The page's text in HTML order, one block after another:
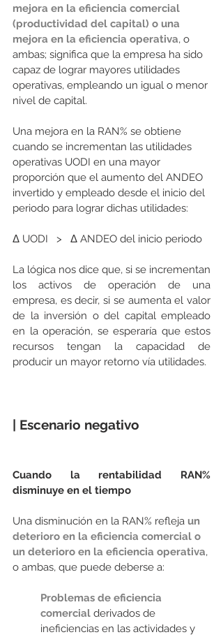
mejora en la eficiencia comercial
(productividad del capital) o una
mejora en la eficiencia operativa, o
ambas; significa que la empresa ha sido
capaz de lograr mayores utilidades
operativas, empleando un igual o menor
nivel de capital.
Una mejora en la RAN% se obtiene
cuando se incrementan las utilidades
operativas UODI en una mayor
proporción que el aumento del ANDEO
invertido y empleado desde el inicio del
periodo para lograr dichas utilidades:
Δ UODI   >   Δ ANDEO del inicio periodo
La lógica nos dice que, si se incrementan
los activos de operación de una
empresa, es decir, si se aumenta el valor
de la inversión o del capital empleado
en la operación, se esperaría que estos
recursos tengan la capacidad de
producir un mayor retorno vía utilidades.
| Escenario negativo
Cuando la rentabilidad RAN%
disminuye en el tiempo
Una disminución en la RAN% refleja un
deterioro en la eficiencia comercial o
un deterioro en la eficiencia operativa,
o ambas, que puede deberse a:
Problemas de eficiencia
comercial derivados de
ineficiencias en las actividades y